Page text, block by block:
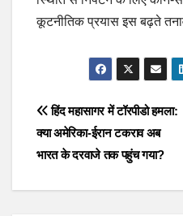
कूटनीतिक प्रयास इस बढ़ते
Post
navigation
हिंद महासागर में टॉरपीडो हमला:
क्या अमेरिका-ईरान टकराव अब
भारत के दरवाजे तक पहुंच गया?